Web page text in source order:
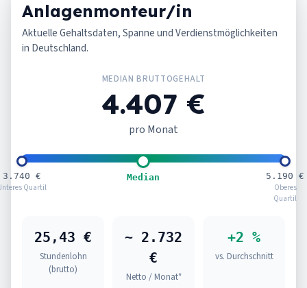
Anlagenmonteur/in
Aktuelle Gehaltsdaten, Spanne und Verdienstmöglichkeiten
in Deutschland.
MEDIAN BRUTTOGEHALT
4.407 €
pro Monat
3.740 €
Quartil
Median
5.190 €
Oberes
Quartil
25,43 €
Stundenlohn
(brutto)
~ 2.732
€
Netto / Monat*
+2 %
vs. Durchschnitt